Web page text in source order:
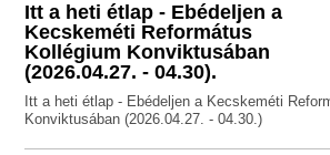
Itt a heti étlap - Ebédeljen a
Kecskeméti Református
Kollégium Konviktusában
(2026.04.27. - 04.30).
Itt a heti étlap - Ebédeljen a Kecskeméti
Konviktusában (2026.04.27. - 04.30.)